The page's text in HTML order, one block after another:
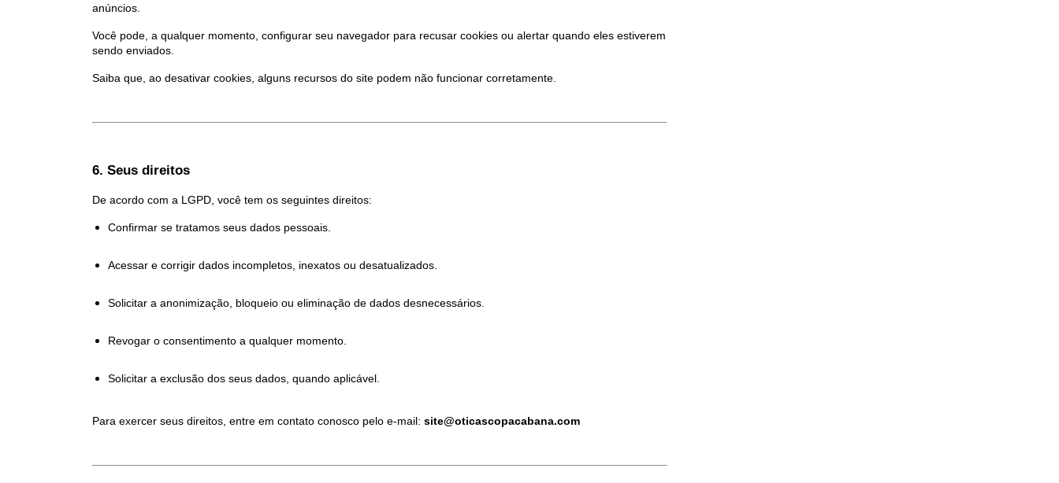
anúncios.
Você pode, a qualquer momento, configurar seu navegador para recusar cookies ou alertar quando eles estiverem
sendo enviados.
Saiba que, ao desativar cookies, alguns recursos do site podem não funcionar corretamente.
6. Seus direitos
De acordo com a LGPD, você tem os seguintes direitos:
Confirmar se tratamos seus dados pessoais.
Acessar e corrigir dados incompletos, inexatos ou desatualizados.
Solicitar a anonimização, bloqueio ou eliminação de dados desnecessários.
Revogar o consentimento a qualquer momento.
Solicitar a exclusão dos seus dados, quando aplicável.
Para exercer seus direitos, entre em contato conosco pelo e-mail: site@oticascopacabana.com